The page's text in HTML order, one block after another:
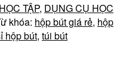
TẬP, DỤNG CỤ HỌC
khóa: hộp bút giá rẻ, hộp
hộp bút, túi bút